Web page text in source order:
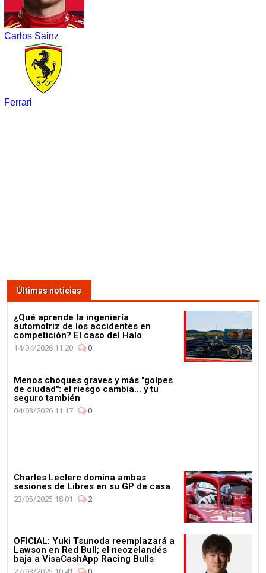
Carlos Sainz
Ferrari
Últimas noticias
¿Qué aprende la ingeniería
automotriz de los accidentes en
competición? El caso del Halo
14/04/2026 11:20
0
Menos choques graves y más "golpes
de ciudad": el riesgo cambia... y tu
seguro también
04/03/2026 11:17
0
Charles Leclerc domina ambas
sesiones de Libres en su GP de casa
23/05/2025 18:01
2
OFICIAL: Yuki Tsunoda reemplazará a
Lawson en Red Bull; el neozelandés
baja a VisaCashApp Racing Bulls